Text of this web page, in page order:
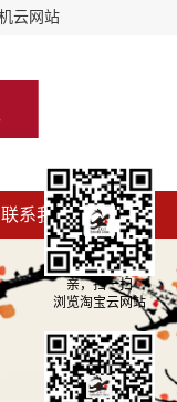
云网站
联系我们
亲，扫一扫
浏览淘宝云网站